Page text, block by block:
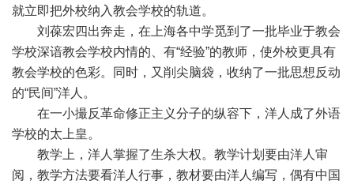
就立即把外校纳入教会学校的轨道。
刘葆宏四出奔走，在上海各中学觅到了一批毕业于教会
学校深谙教会学校内情的、有“经验”的教师，使外校更具有
教会学校的色彩。同时，又削尖脑袋，收纳了一批思想反动
的“民间”洋人。
在一小撮反革命修正主义分子的纵容下，洋人成了外语
学校的太上皇。
教学上，洋人掌握了生杀大权。教学计划要由洋人审
阅，教学方法要看洋人行事，教材要由洋人编写，偶有中国